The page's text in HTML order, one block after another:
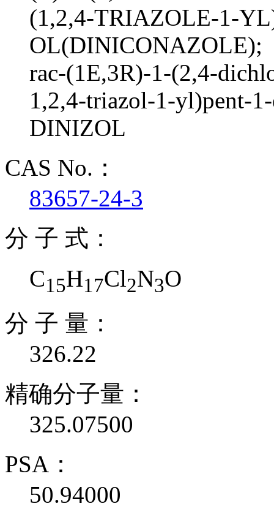
(1,2,4-TRIAZOLE-1-
OL(DINICONAZOLE);
rac-(1E,3R)-1-(2,4-
1,2,4-triazol-1-yl)pent-
DINIZOL
CAS No.：
83657-24-3
分 子 式：
C15H17Cl2N3O
分 子 量：
326.22
精确分子量：
325.07500
PSA：
50.94000